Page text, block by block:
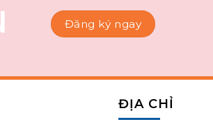
Đăng ký ngay
ĐỊA CHỈ